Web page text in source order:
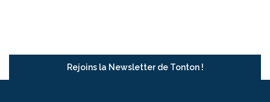
Rejoins la Newsletter de Tonton !